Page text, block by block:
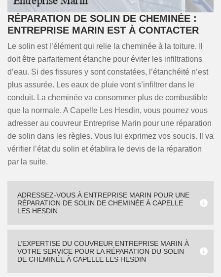
RÉPARATION DE SOLIN DE CHEMINÉE :
ENTREPRISE MARIN EST À CONTACTER
Le solin est l’élément qui relie la cheminée à la toiture. Il
doit être parfaitement étanche pour éviter les infiltrations
d’eau. Si des fissures y sont constatées, l’étanchéité n’est
plus assurée. Les eaux de pluie vont s’infiltrer dans le
conduit. La cheminée va consommer plus de combustible
que la normale. A Capelle Les Hesdin, vous pourrez vous
adresser au couvreur Entreprise Marin pour une réparation
de solin dans les règles. Vous lui exprimez vos soucis. Il va
vérifier l’état du solin et établira le devis de la réparation
par la suite.
ADRESSEZ-VOUS À ENTREPRISE MARIN POUR UNE
RÉPARATION DE SOLIN DE CHEMINÉE À CAPELLE
LES HESDIN
L’EXPERTISE DU COUVREUR ENTREPRISE MARIN À
VOTRE SERVICE POUR LA RÉPARATION DU SOLIN
DE CHEMINÉE À CAPELLE LES HESDIN